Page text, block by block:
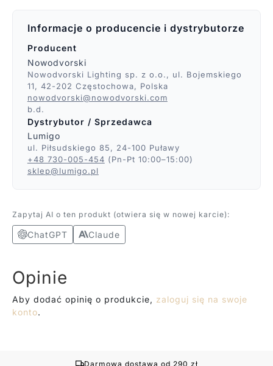
Informacje o producencie i dystrybutorze
Producent
Nowodvorski
Nowodvorski Lighting sp. z o.o., ul. Bojemskiego
11, 42-202 Częstochowa, Polska
nowodvorski@nowodvorski.com
b.d.
Dystrybutor / Sprzedawca
Lumigo
ul. Piłsudskiego 85, 24-100 Puławy
+48 730-005-454 (Pn-Pt 10:00–15:00)
sklep@lumigo.pl
Zapytaj AI o ten produkt (otwiera się w nowej karcie):
ChatGPT Claude
Opinie
Aby dodać opinię o produkcie, zaloguj się na swoje
konto.
Darmowa dostawa od 290 zł